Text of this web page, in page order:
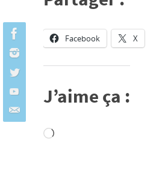
Facebook X
J’aime ça :
Chargement…